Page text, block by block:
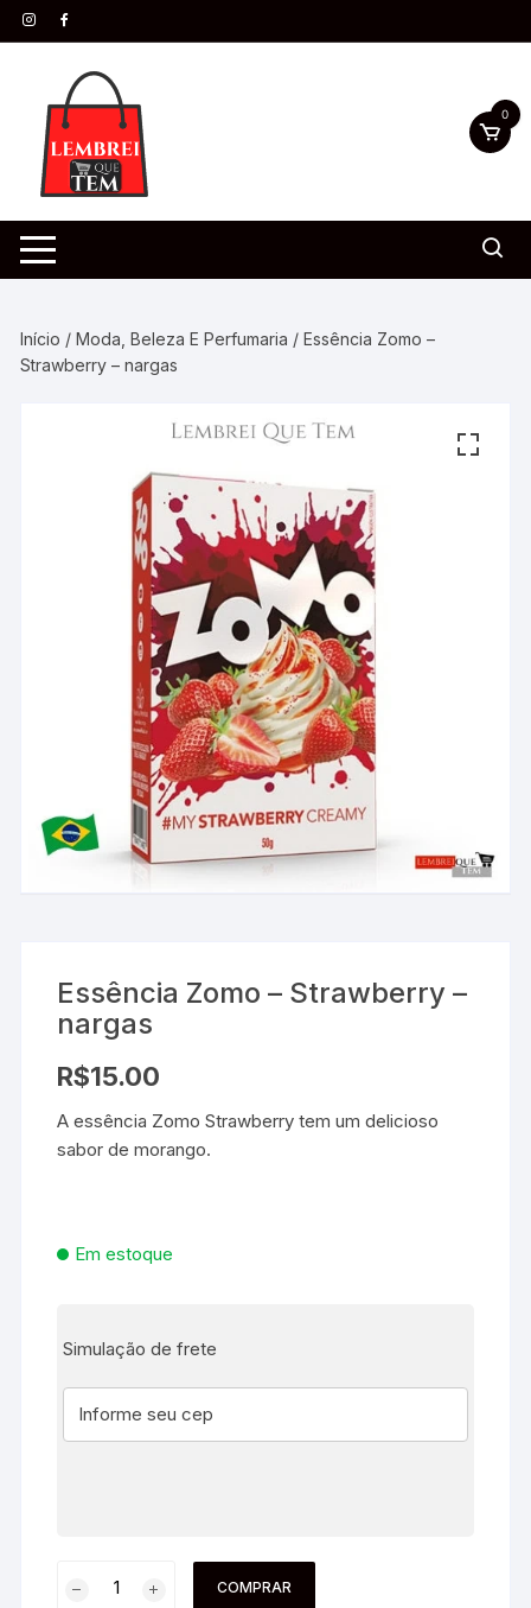
0
Início /Moda, Beleza E Perfumaria / Essência Zomo –
Strawberry – nargas
Essência Zomo – Strawberry –
nargas
R$15.00
A essência Zomo Strawberry tem um delicioso
sabor de morango.
Em estoque
Simulação de frete
COMPRAR